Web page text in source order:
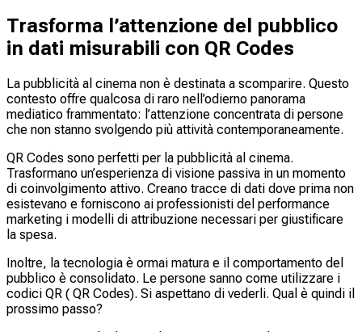
Trasforma l’attenzione del pubblico
in dati misurabili con QR Codes
La pubblicità al cinema non è destinata a scomparire. Questo
contesto offre qualcosa di raro nell’odierno panorama
mediatico frammentato: l’attenzione concentrata di persone
che non stanno svolgendo più attività contemporaneamente.
QR Codes sono perfetti per la pubblicità al cinema.
Trasformano un’esperienza di visione passiva in un momento
di coinvolgimento attivo. Creano tracce di dati dove prima non
esistevano e forniscono ai professionisti del performance
marketing i modelli di attribuzione necessari per giustificare
la spesa.
Inoltre, la tecnologia è ormai matura e il comportamento del
pubblico è consolidato. Le persone sanno come utilizzare i
codici QR ( QR Codes). Si aspettano di vederli. Qual è quindi il
prossimo passo?